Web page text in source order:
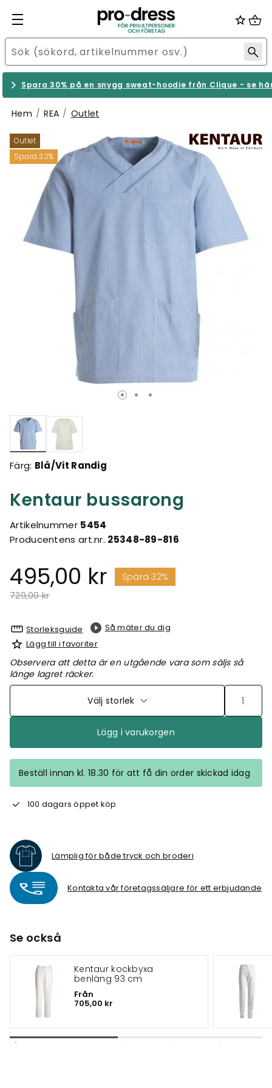
Spara 30% på en snygg sweat-hoodie från Clique - se
Hem REA Outlet
Outlet
Spara 32%
Kentaur bussarong
Artikelnummer 5454
Producentens art.nr. 25348-89-816
495,00 kr
Spara 32%
Pris nedsatt från
729,00 krtill
Valda
Färg: Blå/Vit Randig
Storleksguide
Så mäter du dig
Lägg till i favoriter
Observera att detta är en utgående vara som säljs så
länge lagret räcker.
Välj storlek
Lägg i varukorgen
Beställ innan kl. 18.30 för att få din order skickad idag
100 dagars öppet köp
Lämplig för både tryck och broderi
Kontakta vår företagssäljare för ett erbjudande
Se också
Kentaur kockbyxa
benläng 93 cm
Från
705,00 kr